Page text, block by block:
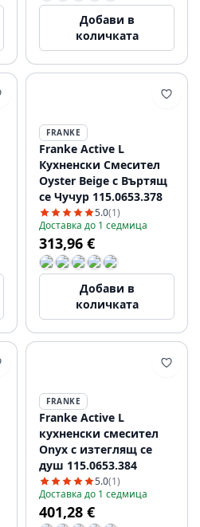
Добави в
количката
FRANKE
Franke Active L
Кухненски Смесител
Oyster Beige с Въртящ
се Чучур 115.0653.378
5.0(1)
Доставка до 1 седмица
313,96 €
Добави в
количката
FRANKE
Franke Active L
кухненски смесител
Onyx с изтеглящ се
душ 115.0653.384
5.0(1)
Доставка до 1 седмица
401,28 €